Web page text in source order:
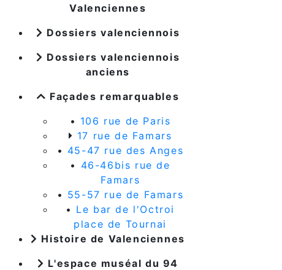
Valenciennes
Dossiers valenciennois
Dossiers valenciennois
anciens
Façades remarquables
• 106 rue de Paris
17 rue de Famars
• 45-47 rue des Anges
• 46-46bis rue de
Famars
• 55-57 rue de Famars
• Le bar de l'Octroi
place de Tournai
Histoire de Valenciennes
L'espace muséal du 94